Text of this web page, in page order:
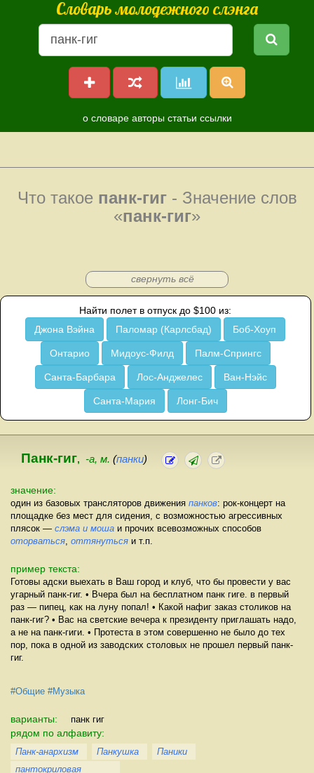
Словарь молодежного слэнга
о словаре авторы статьи ссылки
Что такое панк-гиг- Значение слов
«панк-гиг»
свернуть всё
Найти полет в отпуск до $100 из:
Джона Вэйна
Паломар (Карлсбад) Боб-Хоуп
Онтарио Мидоус-Филд Палм-Спрингс
Санта-Барбара Лос-Анджелес Ван-Нэйс
Санта-Мария Лонг-Бич
Панк-гиг, -а, м. (панки)
значение:
один из базовых трансляторов движения панков: рок-концерт на
площадке без мест для сидения, с возможностью агрессивных
плясок — слэма и моша и прочих всевозможных способов
оторваться оттянуться и т.п.
пример текста:
Готовы адски выехать в Ваш город и клуб, что бы провести у вас
угарный панк-гиг. • Вчера был на бесплатном панк гиге. в первый
раз — пипец, как на луну попал! • Какой нафиг заказ столиков на
панк-гиг? • Вас на светские вечера к президенту приглашать надо,
а не на панк-гиги. • Протеста в этом совершенно не было до тех
пор, пока в одной из заводских столовых не прошел первый панк-
гиг.
#Общие #Музыка
варианты: панк гиг
рядом по алфавиту:
Панк-анархизм Панкушка
Паники
пантокриловая